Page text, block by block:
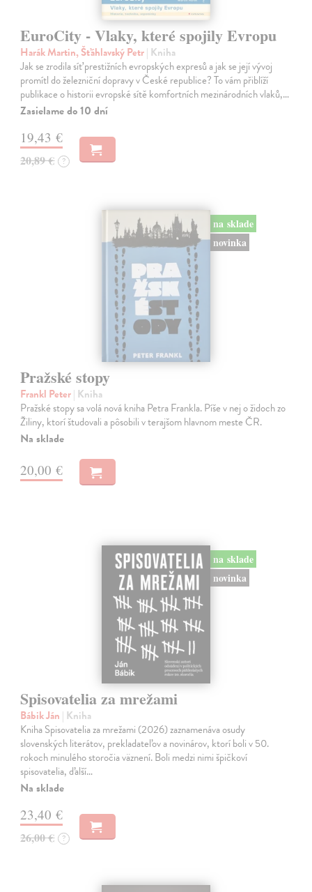
EuroCity - Vlaky, které spojily Evropu
Harák Martin, Šťáhlavský Petr| Kniha
Jak se zrodila síť prestižních evropských expresů a jak se její vývoj
promítl do železniční dopravy v České republice? To vám přiblíží
publikace o historii evropské sítě komfortních mezinárodních vlaků,…
Zasielame do 10 dní
19,43 €
20,89 € ?
na sklade
novinka
Pražské stopy
Frankl Peter| Kniha
Pražské stopy sa volá nová kniha Petra Frankla. Píše v nej o židoch zo
Žiliny, ktorí študovali a pôsobili v terajšom hlavnom meste ČR.
Na sklade
20,00 €
na sklade
novinka
Spisovatelia za mrežami
Bábik Ján | Kniha
Kniha Spisovatelia za mrežami (2026) zaznamenáva osudy
slovenských literátov, prekladateľov a novinárov, ktorí boli v 50.
rokoch minulého storočia väznení. Boli medzi nimi špičkoví
spisovatelia, ďalší…
Na sklade
23,40 €
26,00 € ?